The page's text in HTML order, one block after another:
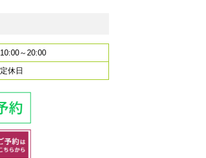
10:00～20:00
定休日